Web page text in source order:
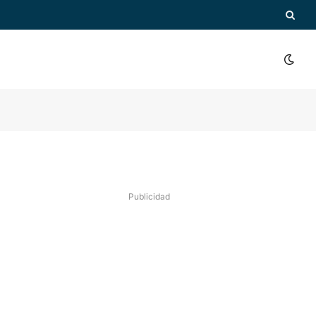
Publicidad